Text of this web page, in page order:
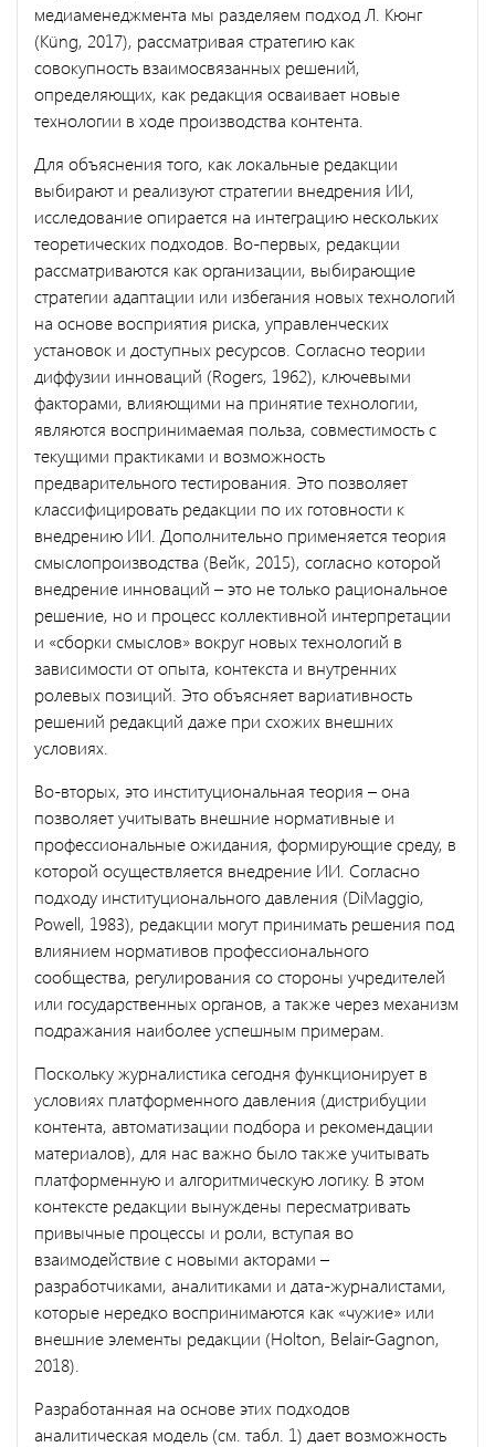
медиаменеджмента мы разделяем подход Л. Кюнг
(Küng, 2017), рассматривая стратегию как
совокупность взаимосвязанных решений,
определяющих, как редакция осваивает новые
технологии в ходе производства контента.
Для объяснения того, как локальные редакции
выбирают и реализуют стратегии внедрения ИИ,
исследование опирается на интеграцию нескольких
теоретических подходов. Во-первых, редакции
рассматриваются как организации, выбирающие
стратегии адаптации или избегания новых технологий
на основе восприятия риска, управленческих
установок и доступных ресурсов. Согласно теории
диффузии инноваций (Rogers, 1962), ключевыми
факторами, влияющими на принятие технологии,
являются воспринимаемая польза, совместимость с
текущими практиками и возможность
предварительного тестирования. Это позволяет
классифицировать редакции по их готовности к
внедрению ИИ. Дополнительно применяется теория
смыслопроизводства (Вейк, 2015), согласно которой
внедрение инноваций – это не только рациональное
решение, но и процесс коллективной интерпретации
и «сборки смыслов» вокруг новых технологий в
зависимости от опыта, контекста и внутренних
ролевых позиций. Это объясняет вариативность
решений редакций даже при схожих внешних
условиях.
Во-вторых, это институциональная теория – она
позволяет учитывать внешние нормативные и
профессиональные ожидания, формирующие среду, в
которой осуществляется внедрение ИИ. Согласно
подходу институционального давления (DiMaggio,
Powell, 1983), редакции могут принимать решения под
влиянием нормативов профессионального
сообщества, регулирования со стороны учредителей
или государственных органов, а также через механизм
подражания наиболее успешным примерам.
Поскольку журналистика сегодня функционирует в
условиях платформенного давления (дистрибуции
контента, автоматизации подбора и рекомендации
материалов), для нас важно было также учитывать
платформенную и алгоритмическую логику. В этом
контексте редакции вынуждены пересматривать
привычные процессы и роли, вступая во
взаимодействие с новыми акторами –
разработчиками, аналитиками и дата-журналистами,
которые нередко воспринимаются как «чужие» или
внешние элементы редакции (Holton, Belair-Gagnon,
2018).
Разработанная на основе этих подходов
аналитическая модель (см. табл. 1) дает возможность